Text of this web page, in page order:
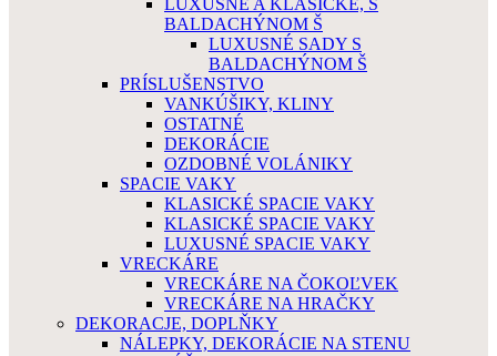
LUXUSNÉ A KLASICKÉ, S
BALDACHÝNOM Š
LUXUSNÉ SADY S
BALDACHÝNOM Š
PRÍSLUŠENSTVO
VANKÚŠIKY, KLINY
OSTATNÉ
DEKORÁCIE
OZDOBNÉ VOLÁNIKY
SPACIE VAKY
KLASICKÉ SPACIE VAKY
KLASICKÉ SPACIE VAKY
LUXUSNÉ SPACIE VAKY
VRECKÁRE
VRECKÁRE NA ČOKOĽVEK
VRECKÁRE NA HRAČKY
DEKORACJE, DOPLŇKY
NÁLEPKY, DEKORÁCIE NA STENU